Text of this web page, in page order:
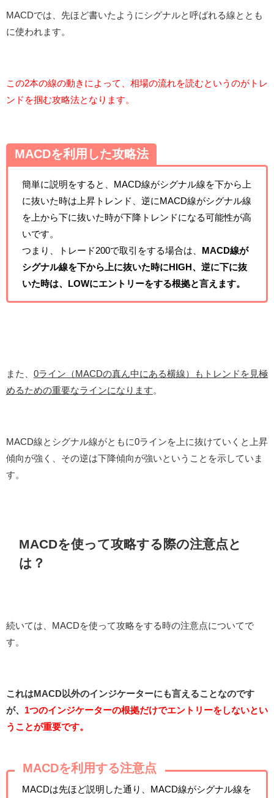
MACDでは、先ほど書いたようにシグナルと呼ばれる線ととも
に使われます。
この2本の線の動きによって、相場の流れを読むというのがトレ
ンドを掴む攻略法となります。
MACDを利用した攻略法
簡単に説明をすると、MACD線がシグナル線を下から上
に抜いた時は上昇トレンド、逆にMACD線がシグナル線
を上から下に抜いた時が下降トレンドになる可能性が高
いです。
つまり、トレード200で取引をする場合は、
MACD線が
シグナル線を下から上に抜いた時にHIGH、逆に下に抜
いた時は、LOWにエントリーをする根拠と言えます。
また、 0ライン（MACDの真ん中にある横線）もトレンドを見極
めるための重要なラインになります
MACD線とシグナル線がともに0ラインを上に抜けていくと上昇
傾向が強く、その逆は下降傾向が強いということを示していま
す。
MACDを使って攻略する際の注意点と
は？
続いては、MACDを使って攻略をする時の注意点についてで
す。
これはMACD以外のインジケーターにも言えることなのです
が、 1つのインジケーターの根拠だけでエントリーをしないとい
うことが重要です。
MACDを利用する注意点
MACDは先ほど説明した通り、MACD線がシグナル線を